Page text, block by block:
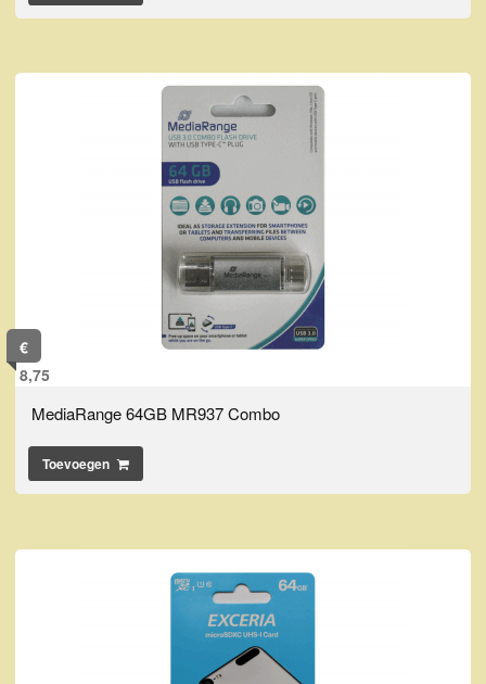
€
8,75
MediaRange 64GB MR937 Combo
Toevoegen